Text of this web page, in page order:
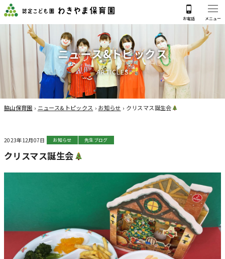
ニュース&トピックス
ARTICLES
脇山保育園 › ニュース&トピックス › お知らせ › クリスマス誕生会
2023年12月07日 お知らせ 先生ブログ
クリスマス誕生会